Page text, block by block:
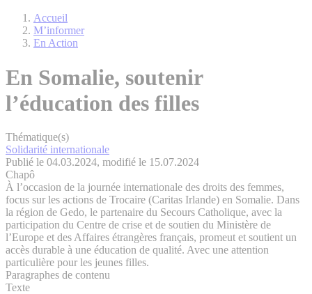
Accueil
M’informer
En Action
En Somalie, soutenir
l’éducation des filles
Thématique(s)
Solidarité internationale
Publié le 04.03.2024, modifié le 15.07.2024
Chapô
À l’occasion de la journée internationale des droits des femmes,
focus sur les actions de Trocaire (Caritas Irlande) en Somalie. Dans
la région de Gedo, le partenaire du Secours Catholique, avec la
participation du Centre de crise et de soutien du Ministère de
l’Europe et des Affaires étrangères français, promeut et soutient un
accès durable à une éducation de qualité. Avec une attention
particulière pour les jeunes filles.
Paragraphes de contenu
Texte